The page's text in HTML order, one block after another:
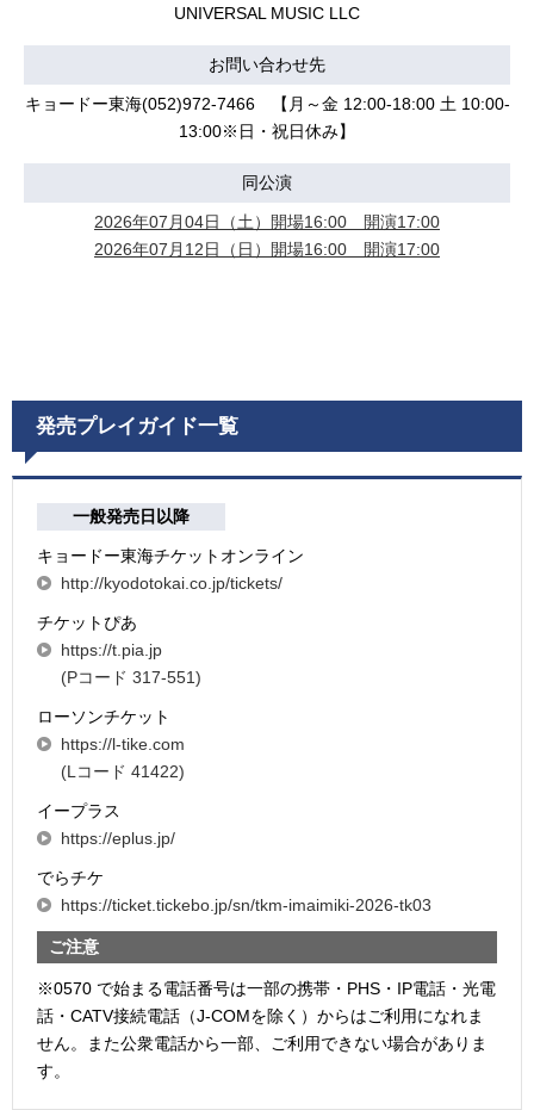
UNIVERSAL MUSIC LLC
お問い合わせ先
キョードー東海(052)972-7466 【月～金 12:00-18:00 土 10:00-
13:00※日・祝日休み】
同公演
2026年07月04日（土）開場16:00 開演17:00
2026年07月12日（日）開場16:00 開演17:00
発売プレイガイド一覧
一般発売日以降
キョードー東海チケットオンライン
http://kyodotokai.co.jp/tickets/
チケットぴあ
https://t.pia.jp
(Pコード 317-551)
ローソンチケット
https://l-tike.com
(Lコード 41422)
イープラス
https://eplus.jp/
でらチケ
https://ticket.tickebo.jp/sn/tkm-imaimiki-2026-tk03
ご注意
※0570 で始まる電話番号は一部の携帯・PHS・IP電話・光電
話・CATV接続電話（J-COMを除く）からはご利用になれま
せん。また公衆電話から一部、ご利用できない場合がありま
す。